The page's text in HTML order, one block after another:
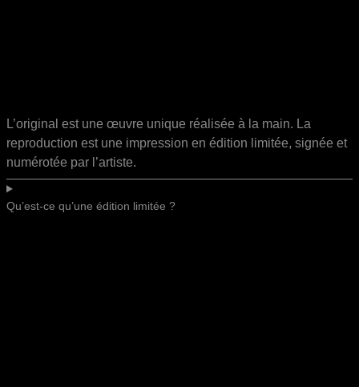
L’original est une œuvre unique réalisée à la main. La
reproduction est une impression en édition limitée, signée et
numérotée par l’artiste.
Qu’est-ce qu’une édition limitée ?